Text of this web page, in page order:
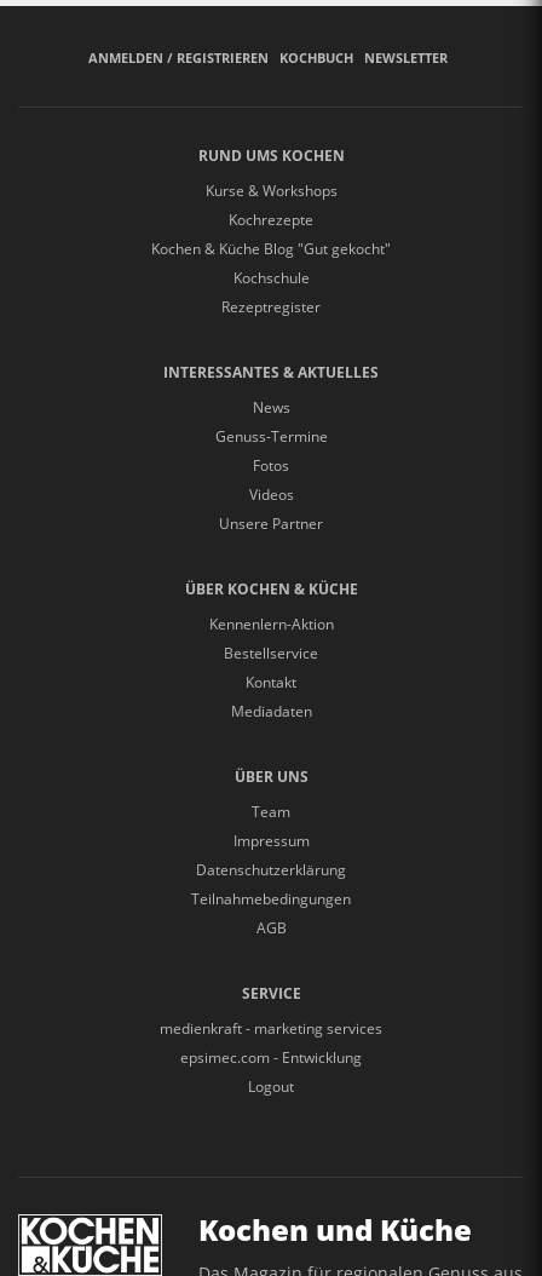
ANMELDEN / REGISTRIEREN KOCHBUCH NEWSLETTER
RUND UMS KOCHEN
Kurse & Workshops
Kochrezepte
Kochen & Küche Blog "Gut gekocht"
Kochschule
Rezeptregister
INTERESSANTES & AKTUELLES
News
Genuss-Termine
Fotos
Videos
Unsere Partner
ÜBER KOCHEN & KÜCHE
Kennenlern-Aktion
Bestellservice
Kontakt
Mediadaten
ÜBER UNS
Team
Impressum
Datenschutzerklärung
Teilnahmebedingungen
AGB
SERVICE
medienkraft - marketing services
epsimec.com - Entwicklung
Logout
Kochen und Küche